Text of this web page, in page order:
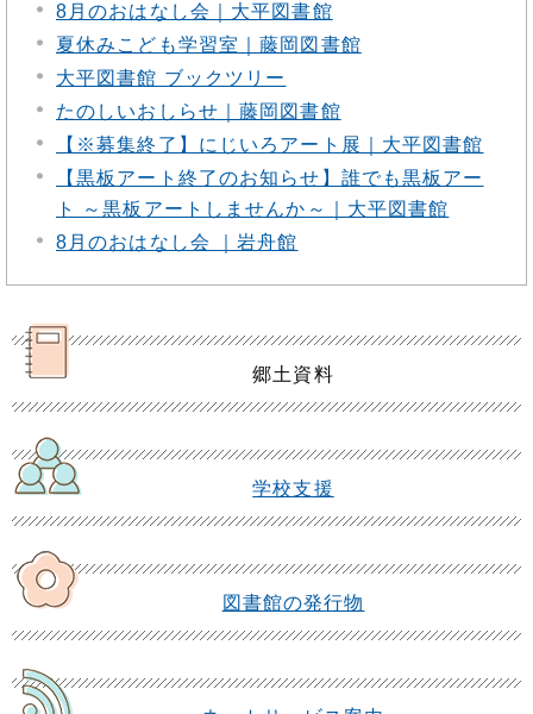
8月のおはなし会｜大平図書館
夏休みこども学習室｜藤岡図書館
大平図書館 ブックツリー
たのしいおしらせ｜藤岡図書館
【※募集終了】にじいろアート展｜大平図書館
【黒板アート終了のお知らせ】誰でも黒板アー
ト ～黒板アートしませんか～｜大平図書館
8月のおはなし会 ｜岩舟館
郷土資料
学校支援
図書館の発行物